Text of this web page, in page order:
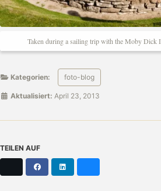
Taken during a sailing trip with the Moby Dick
Kategorien: foto-blog
Aktualisiert: April 23, 2013
TEILEN AUF
Facebook